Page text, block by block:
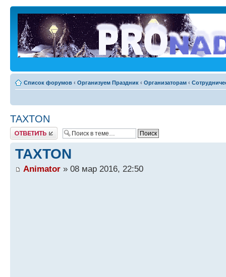
Список форумов ‹ Организуем Праздник ‹ Организаторам ‹
TAXTON
Ответить
TAXTON
Animator » 08 мар 2016, 22:50